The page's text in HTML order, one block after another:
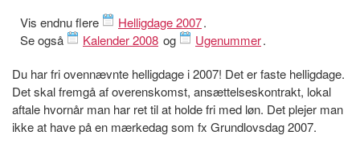
Vis endnu flere
Helligdage 2007.
Se også
Kalender 2008 og Ugenummer.
Du har fri ovennævnte helligdage i 2007! Det er faste helligdage.
Det skal fremgå af overenskomst, ansættelseskontrakt, lokal
aftale hvornår man har ret til at holde fri med løn. Det plejer man
ikke at have på en mærkedag som fx Grundlovsdag 2007.